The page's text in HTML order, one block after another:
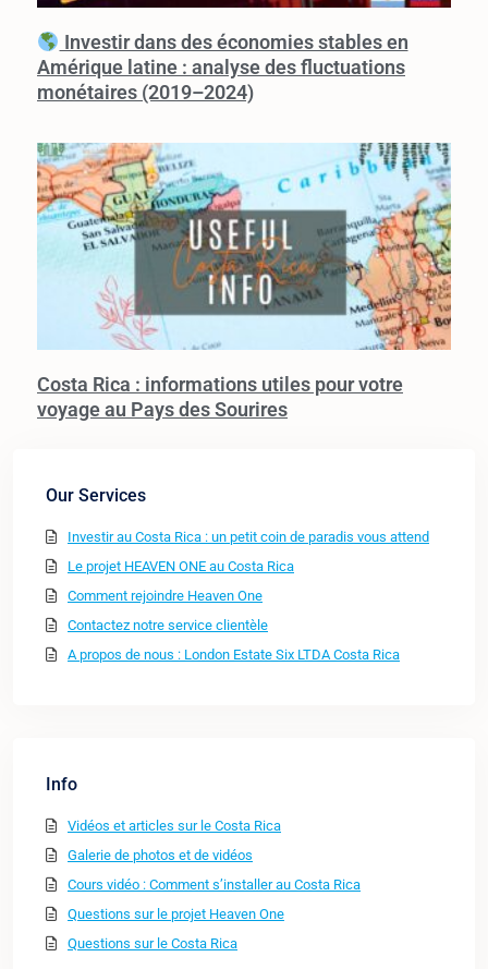
Investir dans des économies stables en
Amérique latine : analyse des fluctuations
monétaires (2019–2024)
Costa Rica : informations utiles pour votre
voyage au Pays des Sourires
Our Services
Investir au Costa Rica : un petit coin de paradis vous attend
Le projet HEAVEN ONE au Costa Rica
Comment rejoindre Heaven One
Contactez notre service clientèle
A propos de nous : London Estate Six LTDA Costa Rica
Info
Vidéos et articles sur le Costa Rica
Galerie de photos et de vidéos
Cours vidéo : Comment s’installer au Costa Rica
Questions sur le projet Heaven One
Questions sur le Costa Rica